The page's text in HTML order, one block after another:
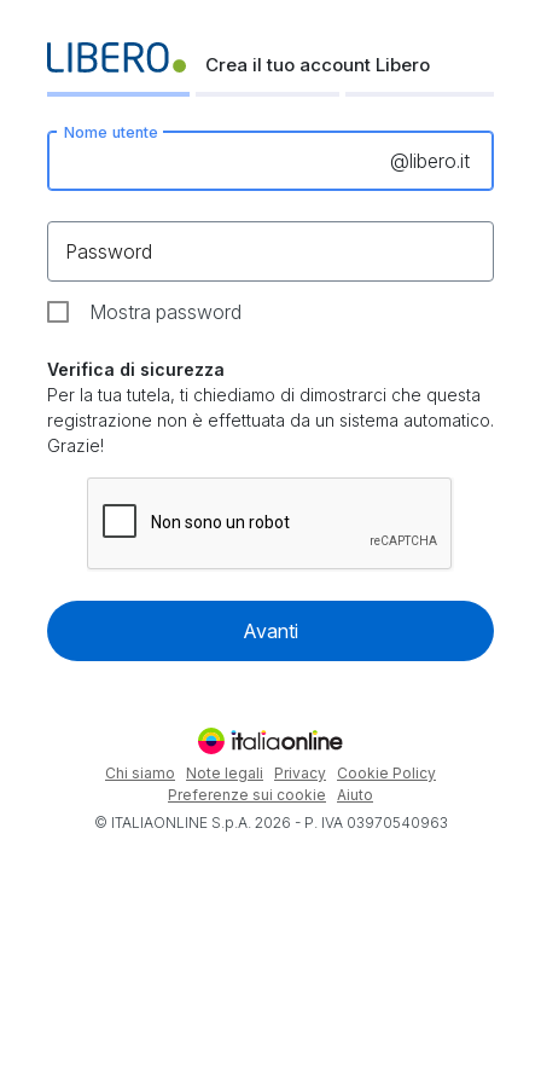
Crea il tuo account Libero
Nome utente
@libero.it
Password
Mostra password
Verifica di sicurezza
Per la tua tutela, ti chiediamo di dimostrarci che questa
registrazione non è effettuata da un sistema automatico.
Grazie!
Avanti
Chi siamo Note legali Privacy
Cookie Policy
Preferenze sui cookie
Aiuto
© ITALIAONLINE S.p.A. 2026 - P. IVA 03970540963